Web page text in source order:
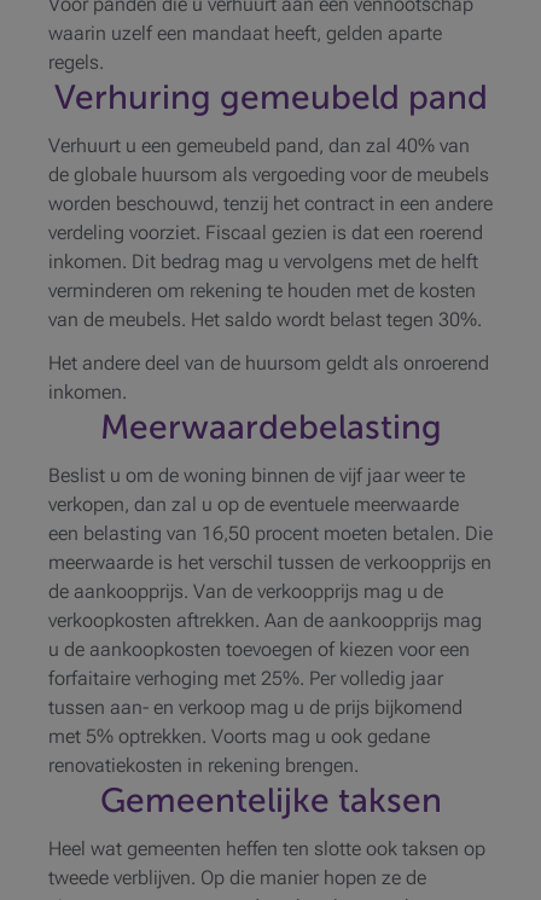
Voor panden die u verhuurt aan een vennootschap
waarin uzelf een mandaat heeft, gelden aparte
regels.
Verhuring gemeubeld pand
Verhuurt u een gemeubeld pand, dan zal 40% van
de globale huursom als vergoeding voor de meubels
worden beschouwd, tenzij het contract in een andere
verdeling voorziet. Fiscaal gezien is dat een roerend
inkomen. Dit bedrag mag u vervolgens met de helft
verminderen om rekening te houden met de kosten
van de meubels. Het saldo wordt belast tegen 30%.
Het andere deel van de huursom geldt als onroerend
inkomen.
Meerwaardebelasting
Beslist u om de woning binnen de vijf jaar weer te
verkopen, dan zal u op de eventuele meerwaarde
een belasting van 16,50 procent moeten betalen. Die
meerwaarde is het verschil tussen de verkoopprijs en
de aankoopprijs. Van de verkoopprijs mag u de
verkoopkosten aftrekken. Aan de aankoopprijs mag
u de aankoopkosten toevoegen of kiezen voor een
forfaitaire verhoging met 25%. Per volledig jaar
tussen aan- en verkoop mag u de prijs bijkomend
met 5% optrekken. Voorts mag u ook gedane
renovatiekosten in rekening brengen.
Gemeentelijke taksen
Heel wat gemeenten heffen ten slotte ook taksen op
tweede verblijven. Op die manier hopen ze de